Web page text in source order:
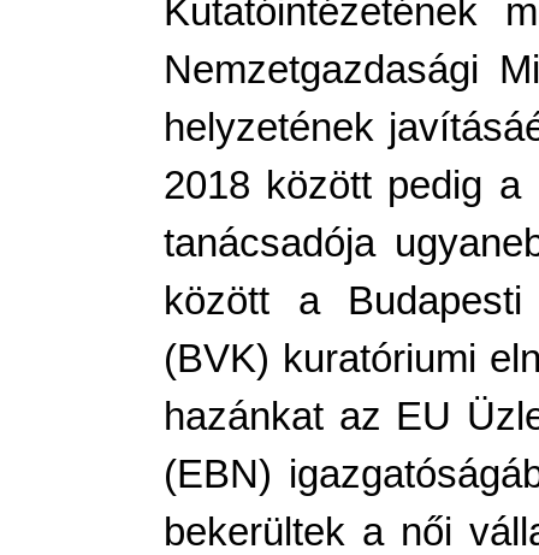
Kutatóintézetének
Nemzetgazdasági
helyzetének
2018 között pedig a
tanácsadója
között a Budapesti
(BVK) kuratóriumi
hazánkat az EU
(EBN)
bekerültek a női